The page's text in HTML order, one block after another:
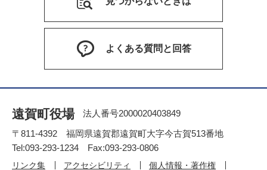
よくある質問と回答
遠賀町役場
法人番号2000020403849
〒811-4392 福岡県遠賀郡遠賀町大字今古賀513番地
Tel:093-293-1234 Fax:093-293-0806
リンク集 アクセシビリティ 個人情報・著作権